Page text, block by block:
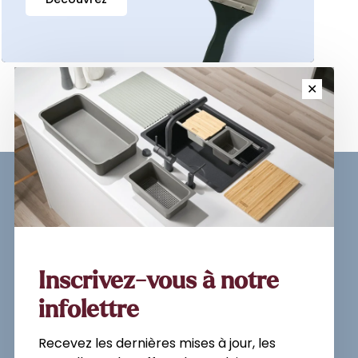
Sign up for our newsletter and
Subscribe
✕
Inscrivez-vous à notre
infolettre
Recevez les dernières mises à jour, les